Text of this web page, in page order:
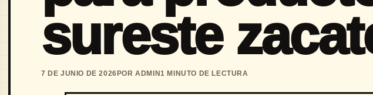
sureste
7 DE JUNIO DE 2026 POR ADMIN1 MINUTO DE LECTURA